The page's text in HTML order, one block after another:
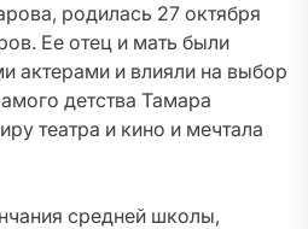
родилась 27 октября
Ее отец и мать были
актерами и влияли на выбор
детства Тамара
театра и кино и мечтала
средней школы,